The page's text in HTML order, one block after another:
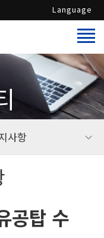
Language
사항
공탑 수